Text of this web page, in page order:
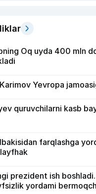
Oq uyda 400 mln
Yevropa
quruvchilarni kasb
farqlashga
prezident ish boshladi.
yordami